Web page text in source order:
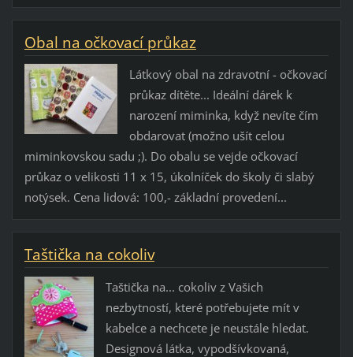
Obal na očkovací průkaz
Látkový obal na zdravotní - očkovací
průkaz dítěte... Ideální dárek k
narození miminka, když nevíte čím
obdarovat (možno ušít celou
miminkovskou sadu ;). Do obalu se vejde očkovací
průkaz o velikosti 11 x 15, úkolníček do školy či slabý
notýsek. Cena lidová: 100,- základní provedení...
Taštička na cokoliv
Taštička na... cokoliv z Vašich
nezbytností, které potřebujete mít v
kabelce a nechcete je neustále hledat.
Designová látka, vypodšívkovaná,